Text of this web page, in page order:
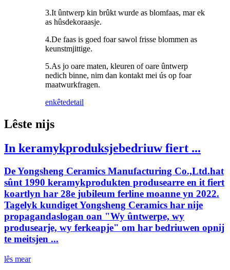
3.It ûntwerp kin brûkt wurde as blomfaas, mar ek
as hûsdekoraasje.
4.De faas is goed foar sawol frisse blommen as
keunstmjittige.
5.As jo ​​oare maten, kleuren of oare ûntwerp
nedich binne, nim dan kontakt mei ús op foar
maatwurkfragen.
enkêtedetail
Lêste nijs
In keramykproduksjebedriuw fiert ...
De Yongsheng Ceramics Manufacturing Co.,Ltd.hat
sûnt 1990 keramykprodukten produsearre en it fiert
koartlyn har 28e jubileum ferline moanne yn 2022.
Tagelyk kundiget Yongsheng Ceramics har nije
propagandaslogan oan "Wy ûntwerpe, wy
produsearje, wy ferkeapje" om har bedriuwen opnij
te meitsjen ...
lês mear